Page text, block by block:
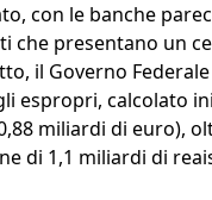
con le banche
che presentano un
il Governo
espropri, calcolato
miliardi di euro),
di 1,1 miliardi di